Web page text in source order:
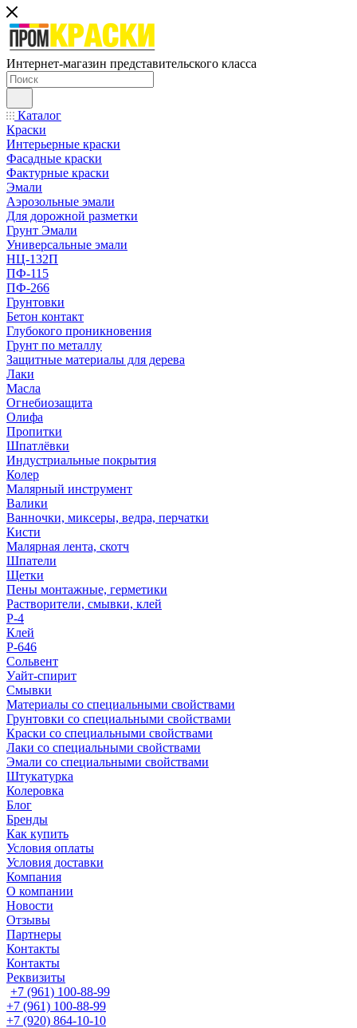
Интернет-магазин представительского класса
Каталог
Краски
Интерьерные краски
Фасадные краски
Фактурные краски
Эмали
Аэрозольные эмали
Для дорожной разметки
Грунт Эмали
Универсальные эмали
НЦ-132П
ПФ-115
ПФ-266
Грунтовки
Бетон контакт
Глубокого проникновения
Грунт по металлу
Защитные материалы для дерева
Лаки
Масла
Огнебиозащита
Олифа
Пропитки
Шпатлёвки
Индустриальные покрытия
Колер
Малярный инструмент
Валики
Ванночки, миксеры, ведра, перчатки
Кисти
Малярная лента, скотч
Шпатели
Щетки
Пены монтажные, герметики
Растворители, смывки, клей
Р-4
Клей
Р-646
Сольвент
Уайт-спирит
Смывки
Материалы со специальными свойствами
Грунтовки со специальными свойствами
Краски со специальными свойствами
Лаки со специальными свойствами
Эмали со специальными свойствами
Штукатурка
Колеровка
Блог
Бренды
Как купить
Условия оплаты
Условия доставки
Компания
О компании
Новости
Отзывы
Партнеры
Контакты
Контакты
Реквизиты
+7 (961) 100-88-99
+7 (961) 100-88-99
+7 (920) 864-10-10